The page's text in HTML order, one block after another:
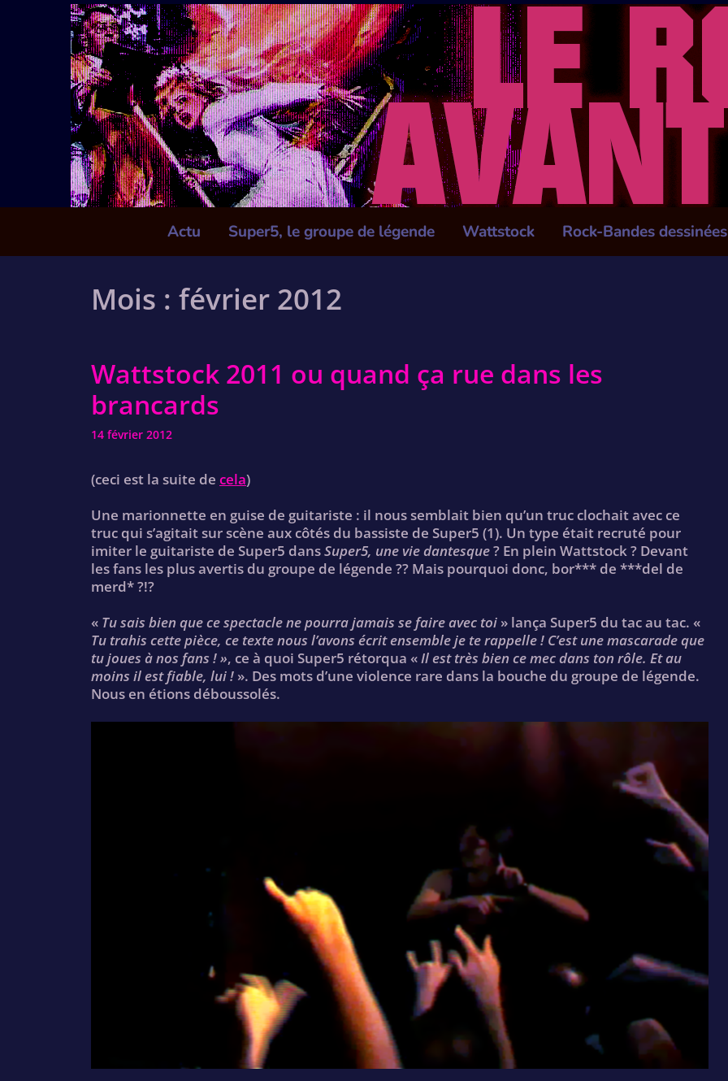
Actu Super5, le groupe de légende Wattstock Rock-Bandes dessinées
Mois : février 2012
Wattstock 2011 ou quand ça rue dans les
brancards
14 février 2012
(ceci est la suite de cela)
Une marionnette en guise de guitariste : il nous semblait bien qu’un truc clochait avec ce
truc qui s’agitait sur scène aux côtés du bassiste de Super5 (1). Un type était recruté pour
imiter le guitariste de Super5 dansSuper5, une vie dantesque? En plein Wattstock ? Devant
les fans les plus avertis du groupe de légende ?? Mais pourquoi donc, bor*** de ***del de
merd* ?!?
« Tu sais bien que ce spectacle ne pourra jamais se faire avec toi » lança Super5 du tac au tac. «
Tu trahis cette pièce, ce texte nous l’avons écrit ensemble je te rappelle ! C’est une mascarade que
tu joues à nos fans ! », ce à quoi Super5 rétorqua «Il est très bien ce mec dans ton rôle. Et au
moins il est fiable, lui ! ». Des mots d’une violence rare dans la bouche du groupe de légende.
Nous en étions déboussolés.